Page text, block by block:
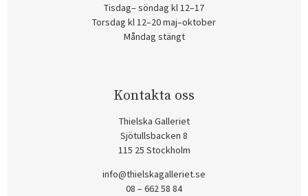
Tisdag– söndag kl 12–17
Torsdag kl 12–20 maj–oktober
Måndag stängt
Kontakta oss
Thielska Galleriet
Sjötullsbacken 8
115 25 Stockholm
info@thielskagalleriet.se
08 – 662 58 84